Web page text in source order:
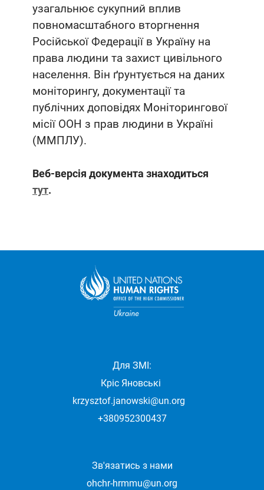
узагальнює сукупний вплив
повномасштабного вторгнення
Російської Федерації в Україну на
права людини та захист цивільного
населення. Він ґрунтується на даних
моніторингу, документації та
публічних доповідях Моніторингової
місії ООН з прав людини в Україні
(ММПЛУ).
Веб-версія документа знаходиться
тут.
Для ЗМІ:
Кріс Яновські
krzysztof.janowski@un.org
+380952300437
Зв'язатись з нами
ohchr-hrmmu@un.org